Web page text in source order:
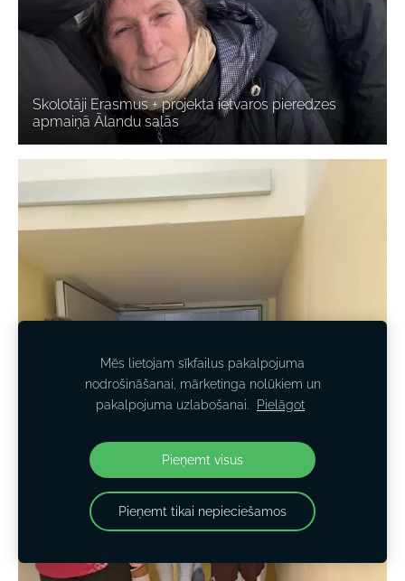
Skolotāji Erasmus + projekta ietvaros pieredzes
apmaiņā Ālandu salās
Mēs lietojam sīkfailus pakalpojuma
nodrošināšanai, mārketinga nolūkiem un
pakalpojuma uzlabošanai.
Pielāgot
Pieņemt visus
Pieņemt tikai nepieciešamos